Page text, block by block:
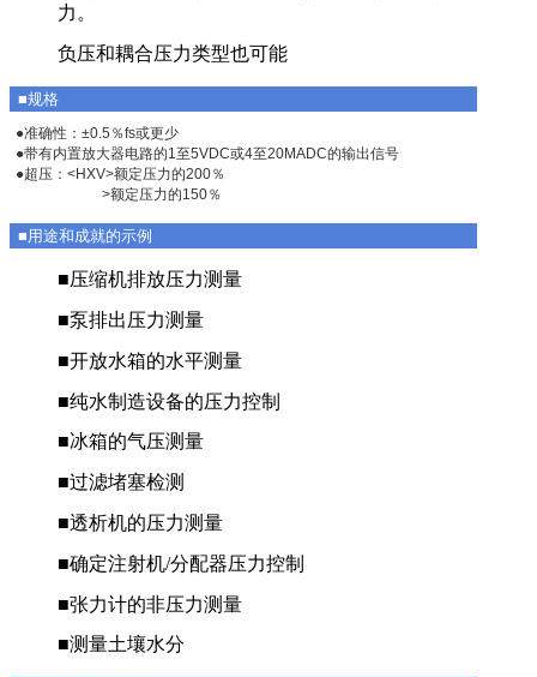
力。
负压和耦合压力类型也可能
■规格
●准确性：±0.5％fs或更少
●带有内置放大器电路的1至5VDC或4至20MADC的输出信号
●超压：<HXV>额定压力的200％
>额定压力的150％
■用途和成就的示例
■压缩机排放压力测量
■泵排出压力测量
■开放水箱的水平测量
■纯水制造设备的压力控制
■冰箱的气压测量
■过滤堵塞检测
■透析机的压力测量
■确定注射机/分配器压力控制
■张力计的非压力测量
■测量土壤水分